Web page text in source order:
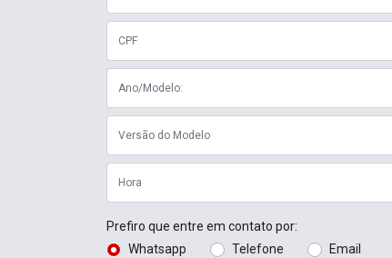
Prefiro que entre em contato por:
Whatsapp
Telefone Email